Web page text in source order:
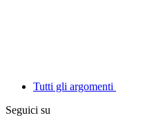
Tutti gli argomenti
Seguici su